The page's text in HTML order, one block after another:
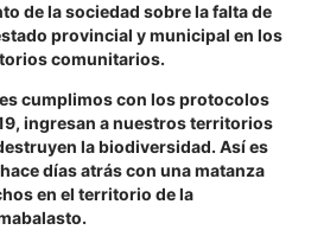
de la sociedad sobre la falta de
provincial y municipal en los
comunitarios.
cumplimos con los protocolos
ingresan a nuestros territorios
la biodiversidad. Así es
días atrás con una matanza
en el territorio de la
.